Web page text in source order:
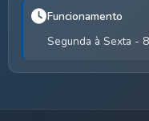
Funcionamento
Segunda à Sexta -